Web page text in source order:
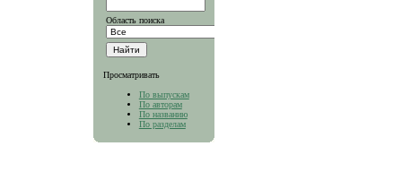
Область поиска
Просматривать
По выпускам
По авторам
По названию
По разделам